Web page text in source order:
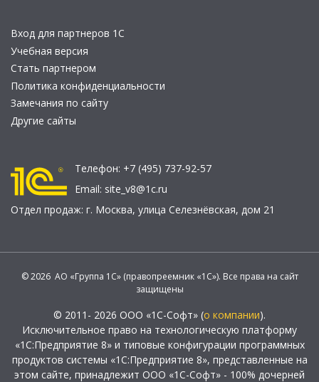
Вход для партнеров 1С
Учебная версия
Стать партнером
Политика конфиденциальности
Замечания по сайту
Другие сайты
Телефон: +7 (495) 737-92-57
Email: site_v8@1c.ru
Отдел продаж: г. Москва, улица Селезнёвская, дом 21
© 2026 АО «Группа 1С» (правопреемник «1С»). Все права на сайт
защищены
© 2011- 2026 ООО «1С-Софт» (о компании).
Исключительное право на технологическую платформу
«1С:Предприятие 8» и типовые конфигурации программных
продуктов системы «1С:Предприятие 8», представленные на
этом сайте, принадлежит ООО «1С-Софт» - 100% дочерней